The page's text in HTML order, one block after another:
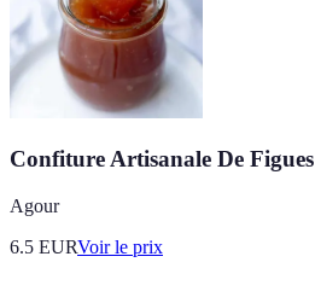
Confiture Artisanale De Figues
Agour
6.5 EURVoir le prix